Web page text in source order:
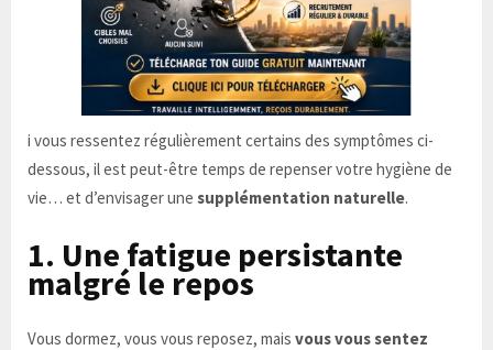
i vous ressentez régulièrement certains des symptômes ci-
dessous, il est peut-être temps de repenser votre hygiène de
vie… et d’envisager une supplémentation naturelle.
1. Une fatigue persistante
malgré le repos
Vous dormez, vous vous reposez, mais vous vous sentez